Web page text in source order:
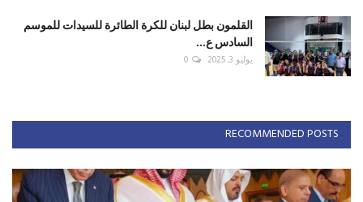
القلمون بطل لبنان للكرة الطائرة للسيدات للموسم
السادس ع...
يوليو 3, 2025 0
RECOMMENDED POSTS